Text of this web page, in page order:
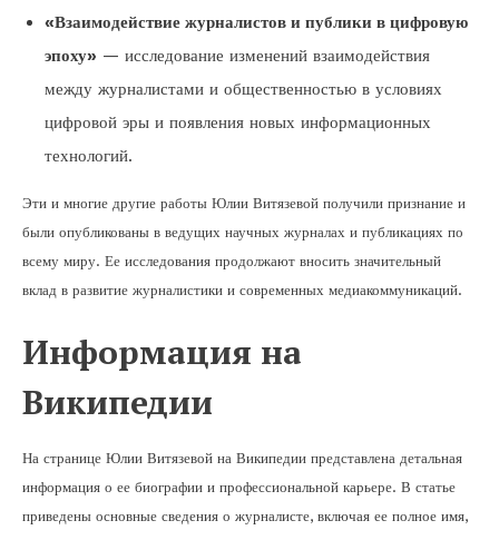
«Взаимодействие журналистов и публики в цифровую
эпоху» — исследование изменений взаимодействия
между журналистами и общественностью в условиях
цифровой эры и появления новых информационных
технологий.
Эти и многие другие работы Юлии Витязевой получили признание и
были опубликованы в ведущих научных журналах и публикациях по
всему миру. Ее исследования продолжают вносить значительный
вклад в развитие журналистики и современных медиакоммуникаций.
Информация на
Википедии
На странице Юлии Витязевой на Википедии представлена детальная
информация о ее биографии и профессиональной карьере. В статье
приведены основные сведения о журналисте, включая ее полное имя,